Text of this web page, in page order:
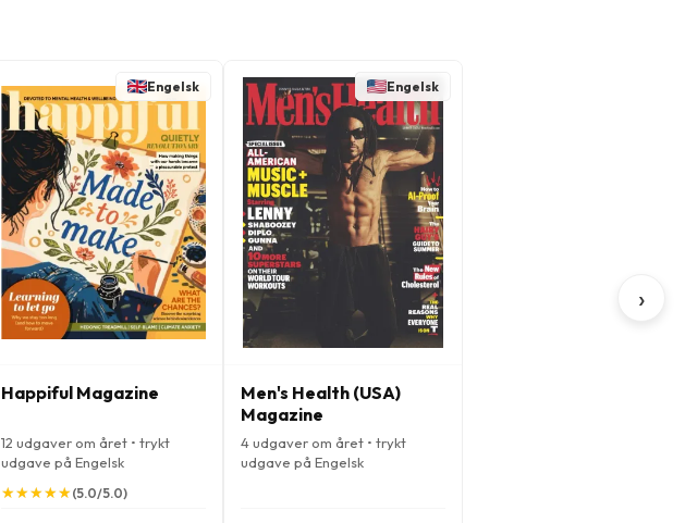
Engelsk
Happiful Magazine
12 udgaver om året • trykt
udgave på Engelsk
★
★★
★★
★★
★★
★(5.0/5.0)
Engelsk
Men's Health (USA)
Magazine
4 udgaver om året • trykt
udgave på Engelsk
›